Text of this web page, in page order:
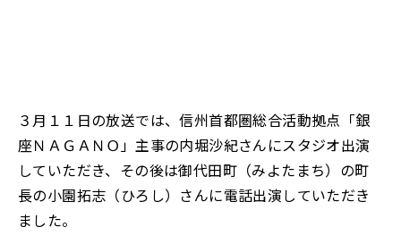
３月１１日の放送では、信州首都圏総合活動拠点「銀
座ＮＡＧＡＮＯ」主事の内堀沙紀さんにスタジオ出演
していただき、その後は御代田町（みよたまち）の町
長の小園拓志（ひろし）さんに電話出演していただき
ました。